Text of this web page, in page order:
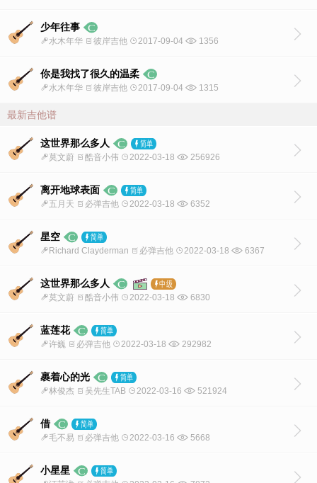
少年往事
水木年华 彼岸吉他 2017-09-04 1356
你是我找了很久的温柔
水木年华 彼岸吉他 2017-09-04 1315
最新吉他谱
这世界那么多人
莫文蔚 酷音小伟 2022-03-18 256926
离开地球表面
五月天 必弹吉他 2022-03-18 6352
星空
Richard Clayderman 必弹吉他 2022-03-18 6367
这世界那么多人
莫文蔚 酷音小伟 2022-03-18 6830
蓝莲花
许巍 必弹吉他 2022-03-18 292982
裹着心的光
林俊杰 吴先生TAB 2022-03-16 521924
借
毛不易 必弹吉他 2022-03-16 5668
小星星